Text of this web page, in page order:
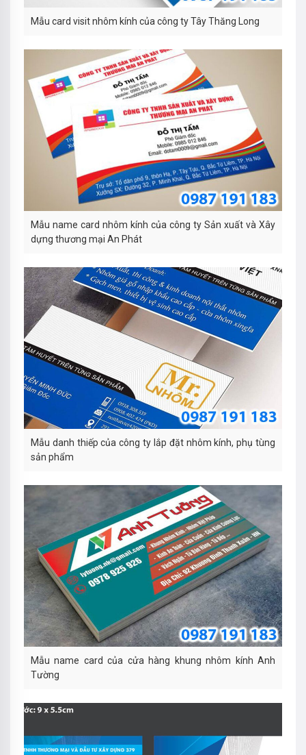
Mẫu card visit nhôm kính của công ty Tây Thăng Long
Mẫu name card nhôm kính của công ty Sản xuất và Xây
dựng thương mại An Phát
Mẫu danh thiếp của công ty lắp đặt nhôm kính, phụ tùng
sản phẩm
Mẫu name card của cửa hàng khung nhôm kính Anh
Tường